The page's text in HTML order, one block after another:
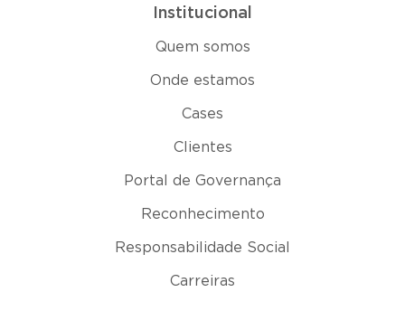
Institucional
Quem somos
Onde estamos
Cases
Clientes
Portal de Governança
Reconhecimento
Responsabilidade Social
Carreiras